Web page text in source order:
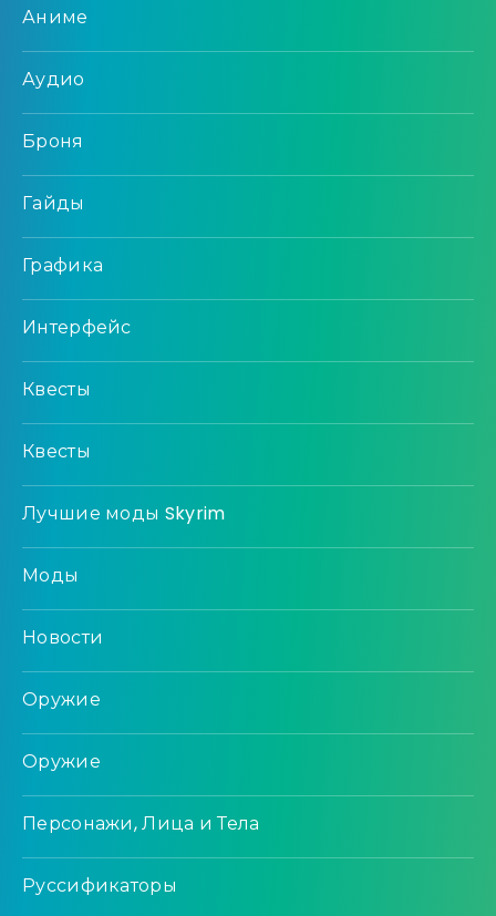
Аниме
Аудио
Броня
Гайды
Графика
Интерфейс
Квесты
Квесты
Лучшие моды Skyrim
Моды
Новости
Оружие
Оружие
Персонажи, Лица и Тела
Руссификаторы